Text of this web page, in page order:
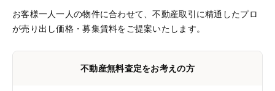
お客様一人一人の物件に合わせて、不動産取引に精通したプロ
が売り出し価格・募集賃料をご提案いたします。
不動産無料査定をお考えの方